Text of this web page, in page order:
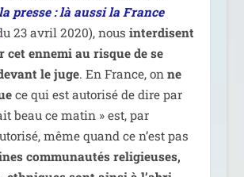
presse : là aus­si la France
23 avril 2020), nous inter­disent
cet enne­mi au risque de se
le juge. En France, on ne
ce qui est auto­ri­sé de dire par
beau ce matin » est, par
même quand ce n’est pas
com­mu­nau­tés reli­gieuses,